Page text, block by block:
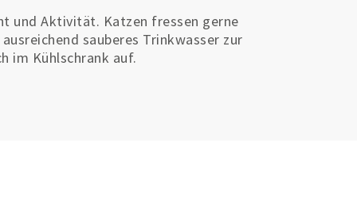
und Aktivität. Katzen fressen gerne
sauberes Trinkwasser zur
im Kühlschrank auf.